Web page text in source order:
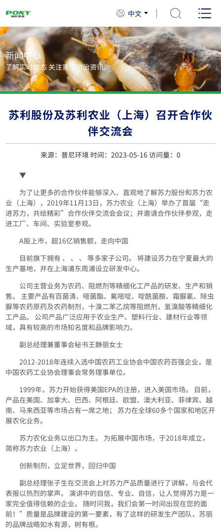
中文
新闻中心
了解实时动态 关注害虫防治资讯。
苏利股份及苏利农业（上海）召开合作伙
伴交流会
来源：普尼环境 时间：2023-05-16 访问量： 0
▼
为了让更多的合作伙伴能够深入、直观地了解苏力股份和苏力农
业（上海），2019年11月13日，苏力农业（上海）举办了首届“走
进苏力，共绘精彩”合作伙伴交流会会议；并邀请合作伙伴参观，走
进工厂、车间、实验室参观。
A股上市，超16亿销售额，走向中国
目前旗下拥有 、 、 、 等多家子公司。 将建设苏力在宁夏最大的
生产基地，并在上海浦东周浦设立研发中心。
公司主营业务为农药、阻燃剂等精细化工产品的研发、生产和销
售。 主要产品有百菌清、嘧菌酯、氟嘧啶、啶酰菌胺、霜脲氰、除虫
脲等农药原药及农药制剂，十溴二苯乙烷等阻燃剂，氢溴酸等精细化
工产品。 公司产品广泛应用于农业生产、塑料行业、建材行业等领
域，具有较高的市场知名度和品牌影响力。
副总经理兼董事会秘书王静丽女士
2012-2018年连续入选中国农药工业协会中国农药百强企业，是
中国农药工业协会理事会常务理事单位。
1999年，苏力开始获得美国EPA的注册，进入美国市场。 目前，
产品在美国、加拿大、巴西、阿根廷、欧盟、澳大利亚、菲律宾、越
南、马来西亚等市场占有一席之地； 苏力在全球60多个国家和地区开
展农化业务。
苏力农化业务以出口为主。 为拓展中国市场，于2018年成立，
简称苏力农业（上海）。
创新制剂，立足世界，回归中国
副总经理张子生在交流会上对苏力产品质量进行了讲解，与会代
表报以热烈的掌声。 演讲中的自信、专业、自信，让人觉得苏力是一
家完全值得信赖的企业。 随时问我，我们会第一时间出现在您的面
前！”质量是品牌建设的第一要素，有了这样的研发生产团队，苏丽
的品牌战略如水有源，树有根。